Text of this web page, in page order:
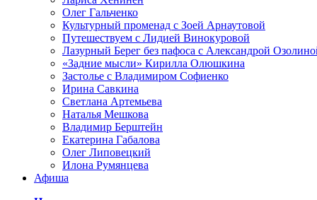
Олег Гальченко
Культурный променад с Зоей Арнаутовой
Путешествуем с Лидией Винокуровой
Лазурный Берег без пафоса с Александрой
«Задние мысли» Кирилла Олюшкина
Застолье с Владимиром Софиенко
Ирина Савкина
Светлана Артемьева
Наталья Мешкова
Владимир Берштейн
Екатерина Габалова
Олег Липовецкий
Илона Румянцева
Афиша